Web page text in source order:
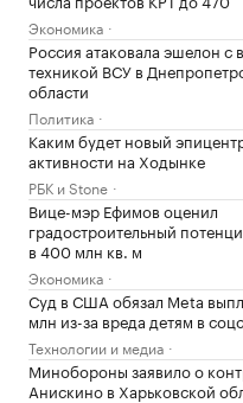
Экономика
Россия атаковала эшелон с
техникой ВСУ в
области
Политика
Каким будет новый
активности на Ходынке
РБК и Stone
Вице-мэр Ефимов оценил
градостроительный
в 400 млн кв. м
Экономика
Суд в США обязал Meta
млн из-за вреда детям в
Технологии и медиа
Минобороны заявило о
Анискино в Харьковской